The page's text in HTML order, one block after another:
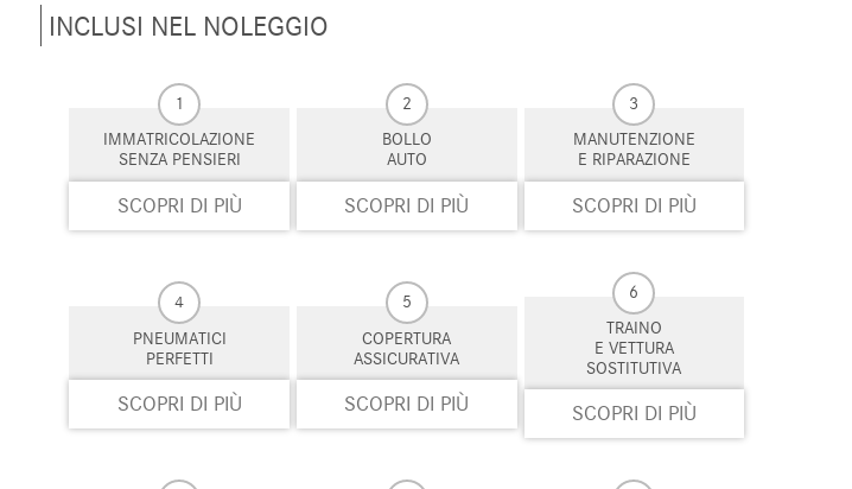
INCLUSI NEL NOLEGGIO
1
IMMATRICOLAZIONE
SENZA PENSIERI
SCOPRI DI PIÙ
2
BOLLO
AUTO
SCOPRI DI PIÙ
3
MANUTENZIONE
E RIPARAZIONE
SCOPRI DI PIÙ
4
PNEUMATICI
PERFETTI
SCOPRI DI PIÙ
5
COPERTURA
ASSICURATIVA
SCOPRI DI PIÙ
6
TRAINO
E VETTURA
SOSTITUTIVA
SCOPRI DI PIÙ